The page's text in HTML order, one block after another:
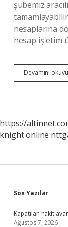
şubemiz
hesaplarına
hesap işletim
Devamını
https://
knight online
Son Yazılar
Kapatılan nakit
Ağustos 7, 2026